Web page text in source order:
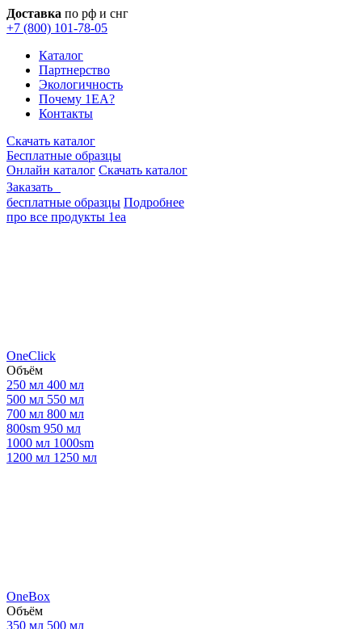
Доставка по рф и снг
+7 (800) 101-78-05
Каталог
Партнерство
Экологичность
Почему 1EA?
Контакты
Скачать каталог
Бесплатные образцы
Онлайн каталог Скачать каталог
Заказать
бесплатные образцы Подробнее
про все продукты 1еа
OneClick
Объём
250 мл 400 мл
500 мл 550 мл
700 мл 800 мл
800sm 950 мл
1000 мл 1000sm
1200 мл 1250 мл
OneBox
Объём
350 мл 500 мл